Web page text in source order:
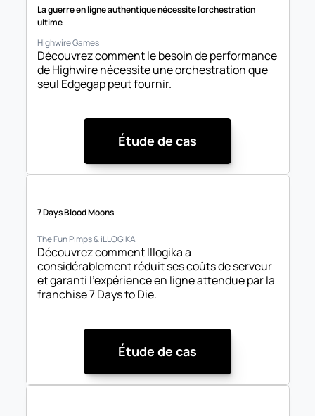
La guerre en ligne authentique nécessite l'orchestration
ultime
Highwire Games
Découvrez comment le besoin de performance
de Highwire nécessite une orchestration que
seul Edgegap peut fournir.
Étude de cas
7 Days Blood Moons
The Fun Pimps & iLLOGIKA
Découvrez comment Illogika a
considérablement réduit ses coûts de serveur
et garanti l'expérience en ligne attendue par la
franchise 7 Days to Die.
Étude de cas